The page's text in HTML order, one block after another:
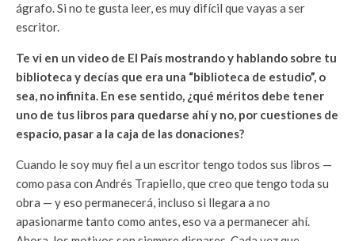
ágrafo. Si no te gusta leer, es muy difícil que vayas a ser
escritor.
Te vi en un video de El País mostrando y hablando sobre tu
biblioteca y decías que era una “biblioteca de estudio”, o
sea, no infinita. En ese sentido, ¿qué méritos debe tener
uno de tus libros para quedarse ahí y no, por cuestiones de
espacio, pasar a la caja de las donaciones?
Cuando le soy muy fiel a un escritor tengo todos sus libros —
como pasa con Andrés Trapiello, que creo que tengo toda su
obra — y eso permanecerá, incluso si llegara a no
apasionarme tanto como antes, eso va a permanecer ahí.